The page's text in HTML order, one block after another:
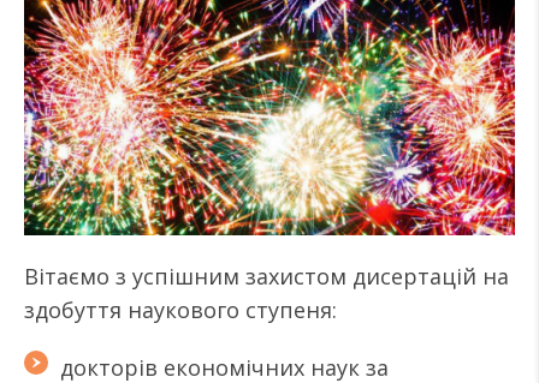
Вітаємо з успішним захистом дисертацій на
здобуття наукового ступеня:
докторів економічних наук за